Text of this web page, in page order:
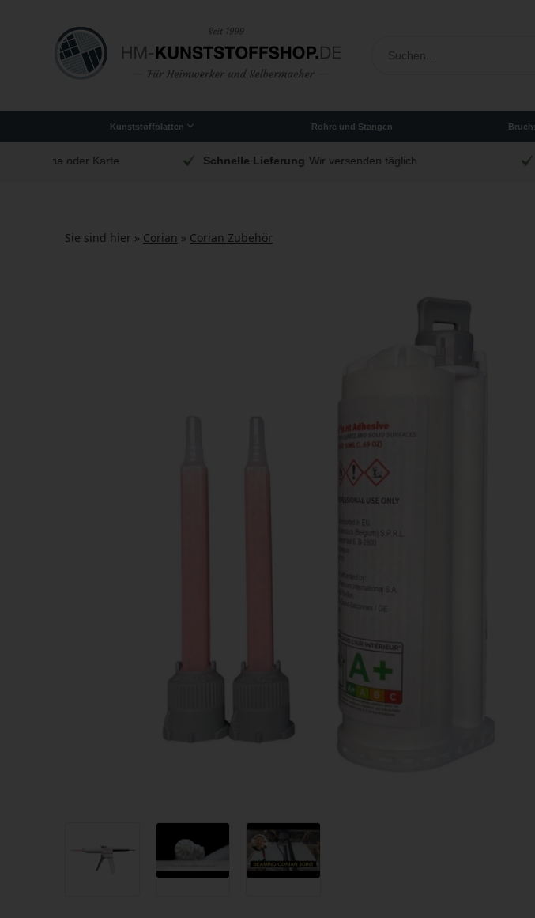
Kunststoffplatten Rohre und Stangen
Schnelle Lieferung Wir versenden täglich Wir schneiden
Sie sind hier » Corian » Corian Zubehör